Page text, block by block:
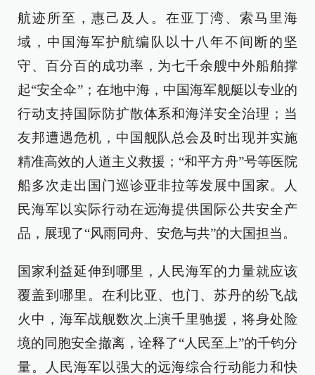
航迹所至，惠己及人。在亚丁湾、索马里海
域，中国海军护航编队以十八年不间断的坚
守、百分百的成功率，为七千余艘中外船舶撑
起“安全伞”；在地中海，中国海军舰艇以专业的
行动支持国际防扩散体系和海洋安全治理；当
友邦遭遇危机，中国舰队总会及时出现并实施
精准高效的人道主义救援；“和平方舟”号等医院
船多次走出国门巡诊亚非拉等发展中国家。人
民海军以实际行动在远海提供国际公共安全产
品，展现了“风雨同舟、安危与共”的大国担当。
国家利益延伸到哪里，人民海军的力量就应该
覆盖到哪里。在利比亚、也门、苏丹的纷飞战
火中，海军战舰数次上演千里驰援，将身处险
境的同胞安全撤离，诠释了“人民至上”的千钧分
量。人民海军以强大的远海综合行动能力和快